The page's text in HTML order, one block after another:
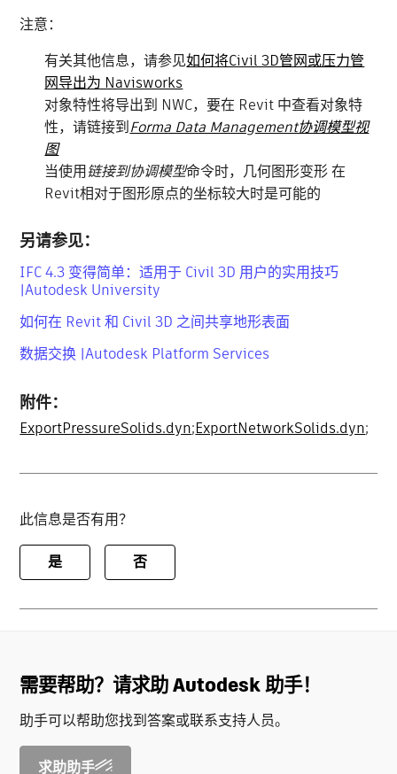
注意：
有关其他信息，请参见如何将Civil 3D管网或压力管
网导出为 Navisworks
对象特性将导出到 NWC，要在 Revit 中查看对象特
性，请链接到Forma Data Management协调模型视
图
当使用链接到协调模型命令时，几何图形变形 在
Revit相对于图形原点的坐标较大时是可能的
另请参见：
IFC 4.3 变得简单：适用于 Civil 3D 用户的实用技巧
|Autodesk University
如何在 Revit 和 Civil 3D 之间共享地形表面
数据交换 |Autodesk Platform Services
附件：
ExportPressureSolids.dyn;ExportNetworkSolids.dyn;
此信息是否有用？
是 否
需要帮助？请求助 Autodesk 助手！
助手可以帮助您找到答案或联系支持人员。
求助助手